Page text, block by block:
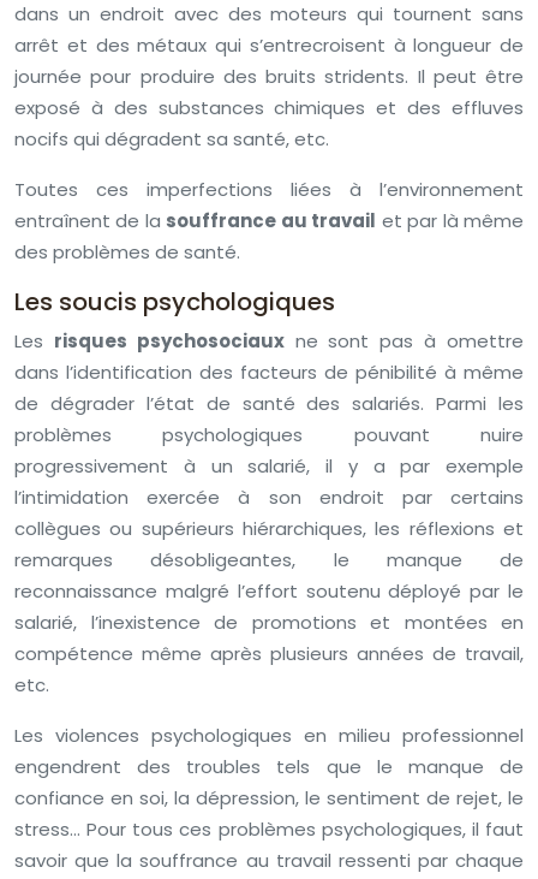
dans un endroit avec des moteurs qui tournent sans
arrêt et des métaux qui s’entrecroisent à longueur de
journée pour produire des bruits stridents. Il peut être
exposé à des substances chimiques et des effluves
nocifs qui dégradent sa santé, etc.
Toutes ces imperfections liées à l’environnement
entraînent de la souffrance au travail et par là même
des problèmes de santé.
Les soucis psychologiques
Les risques psychosociauxne sont pas à omettre
dans l’identification des facteurs de pénibilité à même
de dégrader l’état de santé des salariés. Parmi les
problèmes psychologiques pouvant nuire
progressivement à un salarié, il y a par exemple
l’intimidation exercée à son endroit par certains
collègues ou supérieurs hiérarchiques, les réflexions et
remarques désobligeantes, le manque de
reconnaissance malgré l’effort soutenu déployé par le
salarié, l’inexistence de promotions et montées en
compétence même après plusieurs années de travail,
etc.
Les violences psychologiques en milieu professionnel
engendrent des troubles tels que le manque de
confiance en soi, la dépression, le sentiment de rejet, le
stress… Pour tous ces problèmes psychologiques, il faut
savoir que la souffrance au travail ressenti par chaque